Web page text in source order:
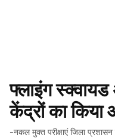
फ्लाइंग स्क्वायड
केंद्रों का किया
-नकल मुक्त परीक्षाएं जिला